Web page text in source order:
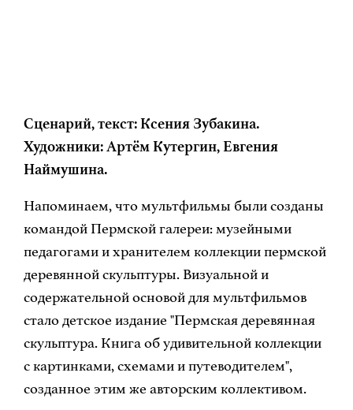
Сценарий, текст: Ксения Зубакина.
Художники: Артём Кутергин, Евгения
Наймушина.
Напоминаем, что мультфильмы были созданы
командой Пермской галереи: музейными
педагогами и хранителем коллекции пермской
деревянной скульптуры. Визуальной и
содержательной основой для мультфильмов
стало детское издание "Пермская деревянная
скульптура. Книга об удивительной коллекции
с картинками, схемами и путеводителем",
созданное этим же авторским коллективом.